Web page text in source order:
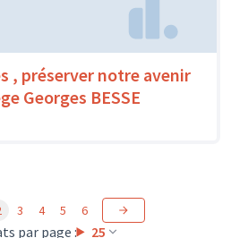
, préserver notre avenir
Georges BESSE
par page : 25
3 4 5 6